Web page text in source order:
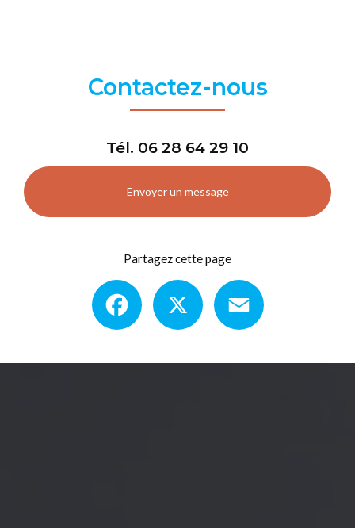
Contactez-nous
Tél. 06 28 64 29 10
Envoyer un message
Partagez cette page
Facebook